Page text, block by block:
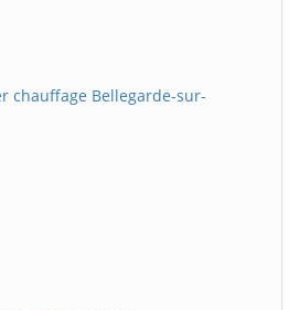
chauffage Bellegarde-sur-